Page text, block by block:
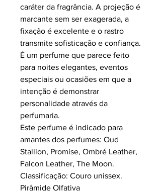
caráter da fragrância. A projeção é
marcante sem ser exagerada, a
fixação é excelente e o rastro
transmite sofisticação e confiança.
É um perfume que parece feito
para noites elegantes, eventos
especiais ou ocasiões em que a
intenção é demonstrar
personalidade através da
perfumaria.
Este perfume é indicado para
amantes dos perfumes: Oud
Stallion, Promise, Ombré Leather,
Falcon Leather, The Moon.
Classificação: Couro unissex.
Pirâmide Olfativa